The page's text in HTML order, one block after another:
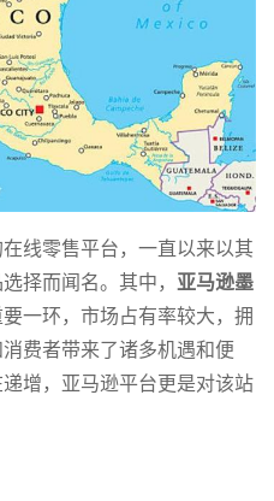
线零售平台，一直以来以其
择而闻名。其中， 亚马逊墨
一环，市场占有率较大，拥
费者带来了诸多机遇和便
增，亚马逊平台更是对该站